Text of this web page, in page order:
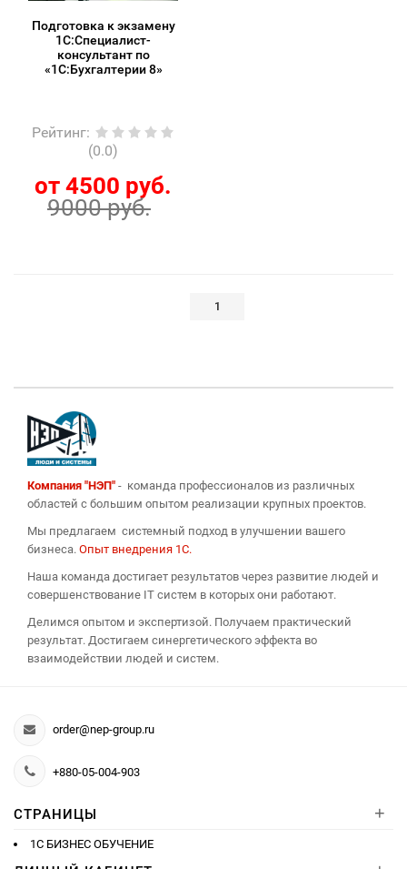
Подготовка к экзамену
1С:Специалист-
консультант по
«1С:Бухгалтерии 8»
Рейтинг:
(0.0)
от 4500 руб.
9000 руб.
1
Компания "НЭП" - команда профессионалов из различных
областей с большим опытом реализации крупных проектов.
Мы предлагаем системный подход в улучшении вашего
бизнеса. Опыт внедрения 1С.
Наша команда достигает результатов через развитие людей и
совершенствование IT систем в которых они работают.
Делимся опытом и экспертизой. Получаем практический
результат. Достигаем синергетического эффекта во
взаимодействии людей и систем.
order@nep-group.ru
+880-05-004-903
СТРАНИЦЫ +
1С БИЗНЕС ОБУЧЕНИЕ